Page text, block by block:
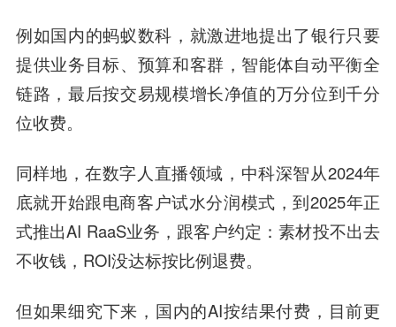
例如国内的蚂蚁数科，就激进地提出了银行只要
提供业务目标、预算和客群，智能体自动平衡全
链路，最后按交易规模增长净值的万分位到千分
位收费。
同样地，在数字人直播领域，中科深智从2024年
底就开始跟电商客户试水分润模式，到2025年正
式推出AI RaaS业务，跟客户约定：素材投不出去
不收钱，ROI没达标按比例退费。
但如果细究下来，国内的AI按结果付费，目前更